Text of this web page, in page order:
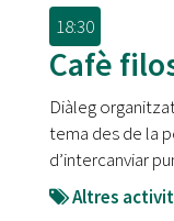
18:30
Cafè
Diàleg
tema des de la
d’intercanviar
Altres